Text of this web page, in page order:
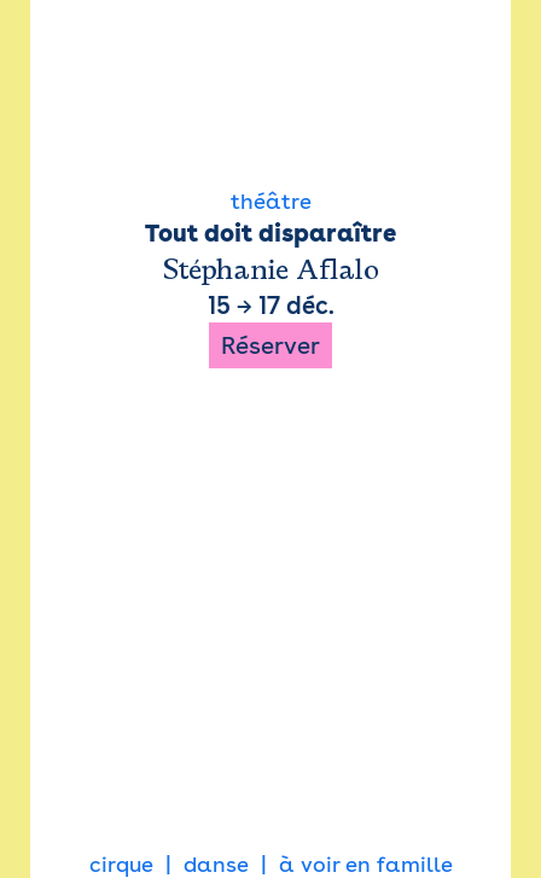
théâtre
Tout doit disparaître
Stéphanie Aflalo
15 → 17 déc.
Réserver
cirque danse à voir en famille